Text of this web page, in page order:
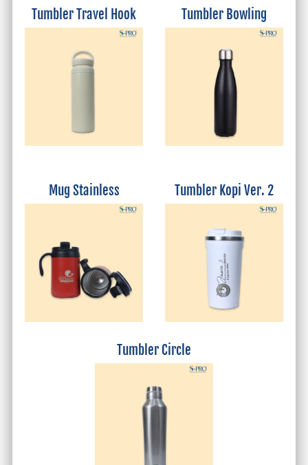
Tumbler Travel Hook Tumbler Bowling
Mug Stainless Tumbler Kopi Ver. 2
Tumbler Circle